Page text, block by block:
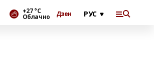
+27 °С
Облачно Дзен